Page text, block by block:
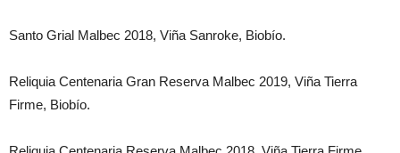
Santo Grial Malbec 2018, Viña Sanroke, Biobío.
Reliquia Centenaria Gran Reserva Malbec 2019, Viña Tierra
Firme, Biobío.